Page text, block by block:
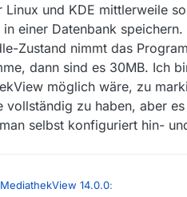
Referenz geben, was du für groß
von KDE folgende
is using approximately 1001.8 MB
a further 26.1 MB that is, or could
all the processes sharing
private usage, we get the above
also wird der Speicher nur von
Das eine in Textform, das
kann ohne das hier Daten
und KDE mittlerweile
einer Datenbank
Zustand nimmt das
dann sind es 30MB. Ich
möglich wäre, zu
zu haben, aber
selbst konfiguriert hin-
14.0.0: